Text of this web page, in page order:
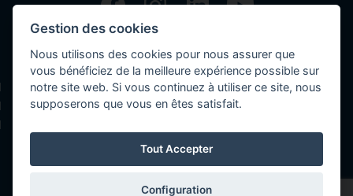
Contact
Déclaration de confidentialités
Politique des cookies
Gestion des cookies
Nous utilisons des cookies pour nous assurer que
vous bénéficiez de la meilleure expérience possible sur
notre site web. Si vous continuez à utiliser ce site, nous
supposerons que vous en êtes satisfait.
Tout Accepter
Configuration